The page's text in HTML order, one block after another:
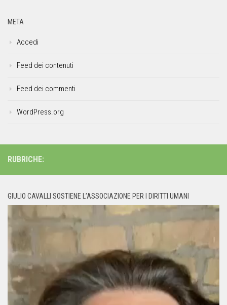
META
Accedi
Feed dei contenuti
Feed dei commenti
WordPress.org
RUBRICHE:
GIULIO CAVALLI SOSTIENE L’ASSOCIAZIONE PER I DIRITTI UMANI
Player